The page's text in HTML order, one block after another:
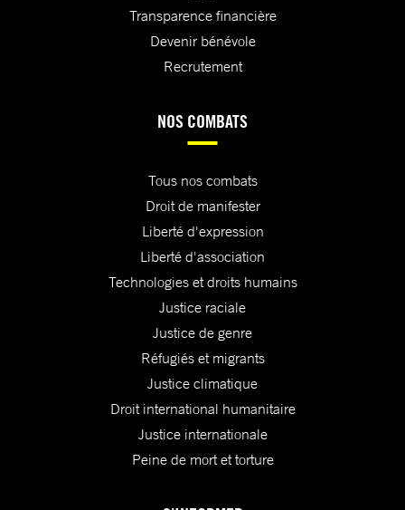
Transparence financière
Devenir bénévole
Recrutement
NOS COMBATS
Tous nos combats
Droit de manifester
Liberté d'expression
Liberté d'association
Technologies et droits humains
Justice raciale
Justice de genre
Réfugiés et migrants
Justice climatique
Droit international humanitaire
Justice internationale
Peine de mort et torture